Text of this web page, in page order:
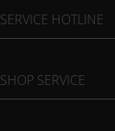
SERVICE HOTLINE
SHOP SERVICE